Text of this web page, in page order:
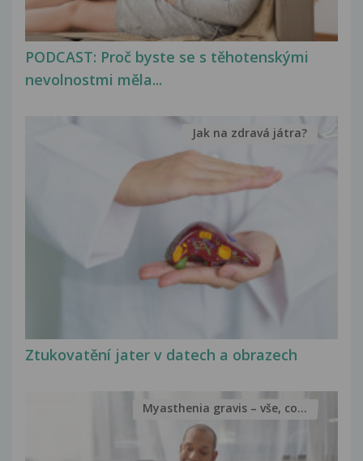
PODCAST: Proč byste se s těhotenskými
nevolnostmi měla...
Ztukovatění jater v datech a obrazech
Jak na zdravá játra?
Myasthenia gravis – vše, co...